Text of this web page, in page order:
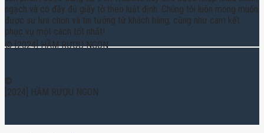
ngạch và có đầy đủ giấy tờ theo luật định. Chúng tôi luôn mong muốn
được sự lựa chọn và tin tưởng từ khách hàng, cũng như cam kết
phục vụ một cách tốt nhất!
© [2024] HẦM RƯỢU NGON
©
[2024] HẦM RƯỢU NGON